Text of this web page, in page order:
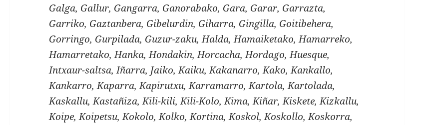
Galga, Gallur, Gangarra, Ganorabako, Gara, Garar, Garrazta,
Garriko, Gaztanbera, Gibelurdin, Giharra, Gingilla, Goitibehera,
Gorringo, Gurpilada, Guzur-zaku, Halda, Hamaiketako, Hamarreko,
Hamarretako, Hanka, Hondakin, Horcacha, Hordago, Huesque,
Intxaur-saltsa, Iñarra, Jaiko, Kaiku, Kakanarro, Kako, Kankallo,
Kankarro, Kaparra, Kapirutxu, Karramarro, Kartola, Kartolada,
Kaskallu, Kastañiza, Kili-kili, Kili-Kolo, Kima, Kiñar, Kiskete, Kizkallu,
Koipe, Koipetsu, Kokolo, Kolko, Kortina, Koskol, Koskollo, Koskorra,